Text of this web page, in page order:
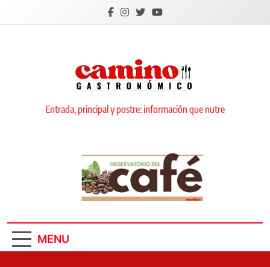
Camino Gastronómico
Entrada, principal y postre: información que nutre
MENU